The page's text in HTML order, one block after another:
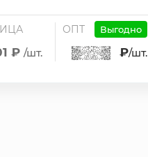
₽ /шт.
ОПТ Выгодно
₽/шт.